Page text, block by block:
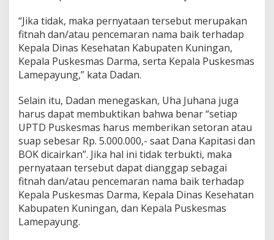
“Jika tidak, maka pernyataan tersebut merupakan
fitnah dan/atau pencemaran nama baik terhadap
Kepala Dinas Kesehatan Kabupaten Kuningan,
Kepala Puskesmas Darma, serta Kepala Puskesmas
Lamepayung,” kata Dadan.
Selain itu, Dadan menegaskan, Uha Juhana juga
harus dapat membuktikan bahwa benar “setiap
UPTD Puskesmas harus memberikan setoran atau
suap sebesar Rp. 5.000.000,- saat Dana Kapitasi dan
BOK dicairkan”. Jika hal ini tidak terbukti, maka
pernyataan tersebut dapat dianggap sebagai
fitnah dan/atau pencemaran nama baik terhadap
Kepala Puskesmas Darma, Kepala Dinas Kesehatan
Kabupaten Kuningan, dan Kepala Puskesmas
Lamepayung.